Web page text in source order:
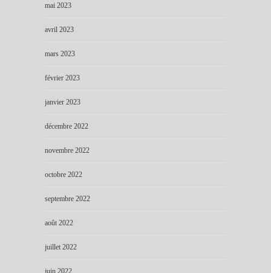
mai 2023
avril 2023
mars 2023
février 2023
janvier 2023
décembre 2022
novembre 2022
octobre 2022
septembre 2022
août 2022
juillet 2022
juin 2022